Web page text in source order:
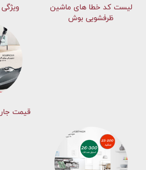
لیست کد خطا های ماشين
ظرفشویی بوش
قیمت